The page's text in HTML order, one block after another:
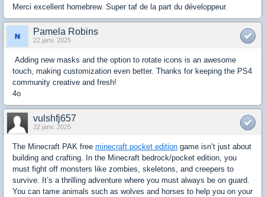
Merci excellent homebrew. Super taf de la part du développeur.
Pamela Robins
22 janv. 2025
Adding new masks and the option to rotate icons is an awesome
touch, making customization even better. Thanks for keeping the PS4
community creative and fresh!
4o
vulshfj657
22 janv. 2025
The Minecraft PAK free minecraft pocket edition game isn’t just about
building and crafting. In the Minecraft bedrock/pocket edition, you
must fight off monsters like zombies, skeletons, and creepers to
survive. It’s a thrilling adventure where you must always be on guard.
You can tame animals such as wolves and horses to help you on your